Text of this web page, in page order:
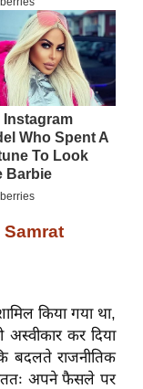
Samrat
किया गया था,
अस्वीकार कर दिया
बदलते राजनीतिक
अपने फैसले पर